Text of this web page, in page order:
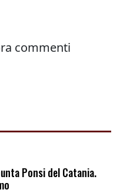
Ponsi del Catania.